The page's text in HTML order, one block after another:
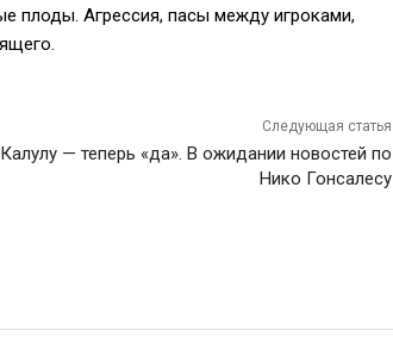
плоды. Агрессия, пасы между игроками,
Следующая статья
— теперь «да». В ожидании новостей по
Нико Гонсалесу